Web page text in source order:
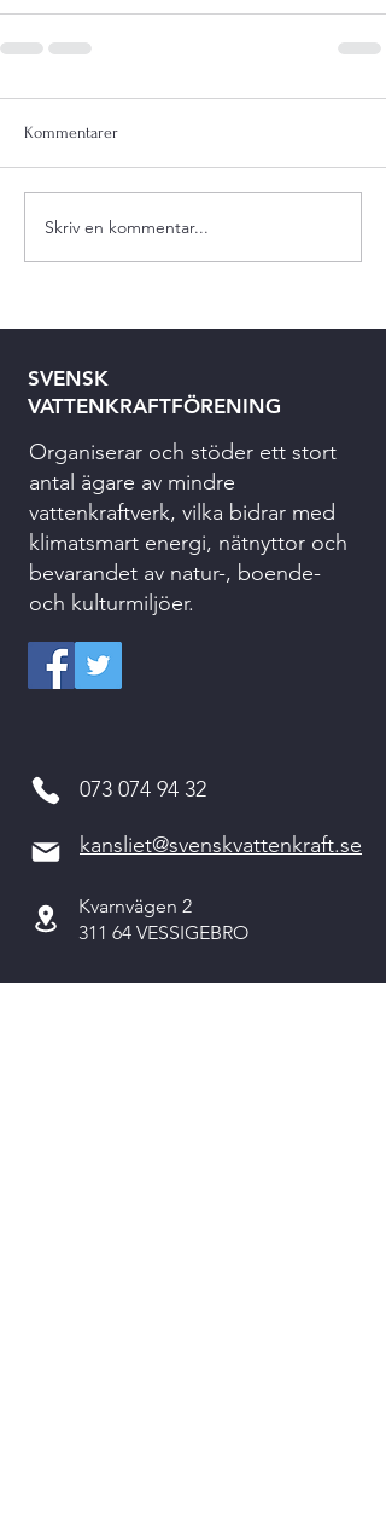
Kommentarer
Skriv en kommentar...
SVENSK
VATTENKRAFTFÖRENING
Organiserar och stöder ett stort
antal ägare av mindre
vattenkraftverk, vilka bidrar med
klimatsmart energi, nätnyttor och
bevarandet av natur-, boende-
och kulturmiljöer.
073 074 94 32
kansliet@svenskvattenkraft.se
Kvarnvägen 2
311 64 VESSIGEBRO